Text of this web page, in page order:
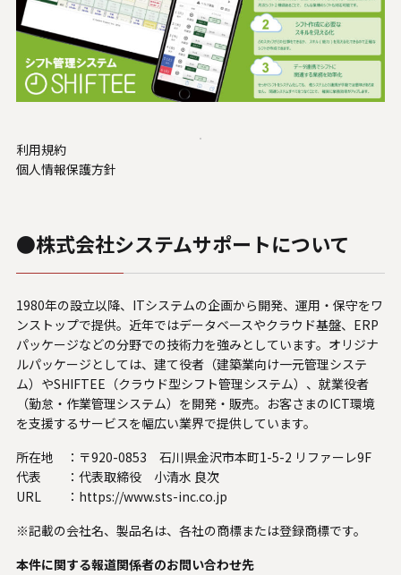
利用規約
個人情報保護方針
●株式会社システムサポートについて
1980年の設立以降、ITシステムの企画から開発、運用・保守をワ
ンストップで提供。近年ではデータベースやクラウド基盤、ERP
パッケージなどの分野での技術力を強みとしています。オリジナ
ルパッケージとしては、建て役者（建築業向け一元管理システ
ム）やSHIFTEE（クラウド型シフト管理システム）、就業役者
（勤怠・作業管理システム）を開発・販売。お客さまのICT環境
を支援するサービスを幅広い業界で提供しています。
所在地 ： 〒920-0853 石川県金沢市本町1-5-2 リファーレ9F
代表 ： 代表取締役 小清水 良次
URL ： https://www.sts-inc.co.jp
※記載の会社名、製品名は、各社の商標または登録商標です。
本件に関する報道関係者のお問い合わせ先